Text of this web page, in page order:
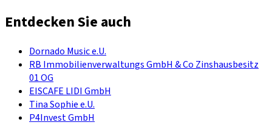
Entdecken Sie auch
Dornado Music e.U.
RB Immobilienverwaltungs GmbH & Co Zinshausbesitz
01 OG
EISCAFE LIDI GmbH
Tina Sophie e.U.
P4Invest GmbH